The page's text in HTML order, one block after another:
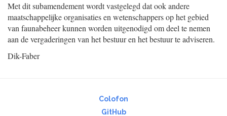
Met dit subamendement wordt vastgelegd dat ook andere
maatschappelijke organisaties en wetenschappers op het gebied
van faunabeheer kunnen worden uitgenodigd om deel te nemen
aan de vergaderingen van het bestuur en het bestuur te adviseren.
Dik-Faber
Colofon
GitHub